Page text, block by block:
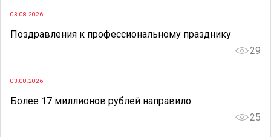
03.08.2026
Поздравления к профессиональному празднику
29
03.08.2026
Более 17 миллионов рублей направило
25